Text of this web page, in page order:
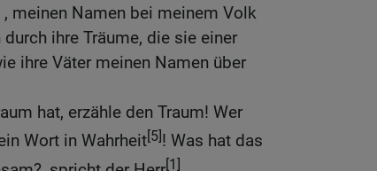
meinen Namen bei meinem Volk
ihre Träume, die sie einer
ihre Väter meinen Namen über
hat, erzähle den Traum! Wer
Wort in Wahrheit[5]! Was hat das
[1]